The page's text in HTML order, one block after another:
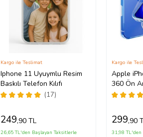
Iphone 11 Uyuymlu Resim
Baskılı Telefon Kılıfı
(17)
Kargo ile Teslimat
249,90 TL
26,65 TL'den Başlayan Taksitlerle
Apple
360 Ön
Silikon
Kargo ile
299,90
31,98 TL'den